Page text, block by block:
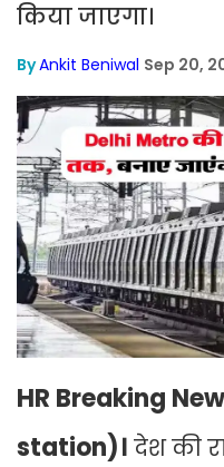
किया जाएगा।
ByAnkit Beniwal Sep 20,
HR Breaking
station)। देश की